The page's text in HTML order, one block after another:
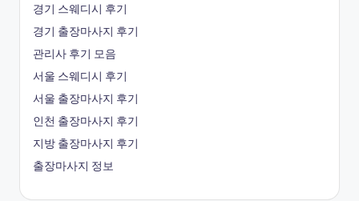
경기 스웨디시 후기
경기 출장마사지 후기
관리사 후기 모음
서울 스웨디시 후기
서울 출장마사지 후기
인천 출장마사지 후기
지방 출장마사지 후기
출장마사지 정보